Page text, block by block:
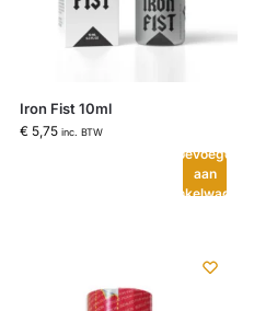
Iron Fist 10ml
€ 5,75 inc. BTW
Toevoegen
aan
winkelwagen